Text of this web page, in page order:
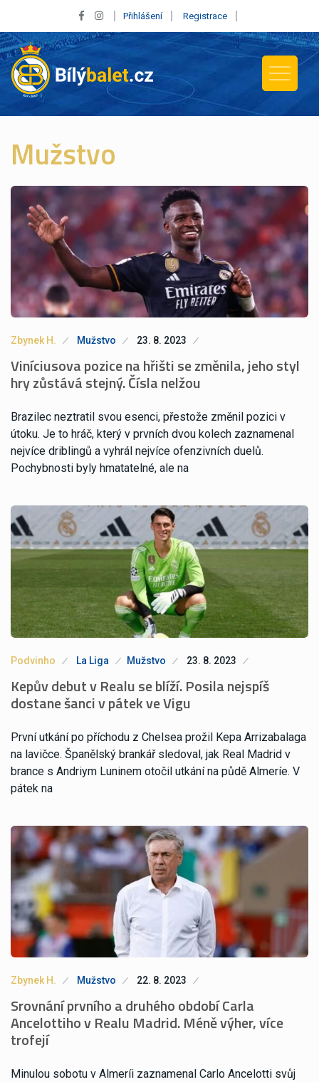
Přihlášení Registrace
Mužstvo
Zbynek H. Mužstvo 23. 8. 2023
Viníciusova pozice na hřišti se změnila, jeho styl
hry zůstává stejný. Čísla nelžou
Brazilec neztratil svou esenci, přestože změnil pozici v
útoku. Je to hráč, který v prvních dvou kolech zaznamenal
nejvíce driblingů a vyhrál nejvíce ofenzivních duelů.
Pochybnosti byly hmatatelné, ale na
Podvinho La Liga Mužstvo 23. 8. 2023
Kepův debut v Realu se blíží. Posila nejspíš
dostane šanci v pátek ve Vigu
První utkání po příchodu z Chelsea prožil Kepa Arrizabalaga
na lavičce. Španělský brankář sledoval, jak Real Madrid v
brance s Andriym Luninem otočil utkání na půdě Almeríe. V
pátek na
Zbynek H. Mužstvo 22. 8. 2023
Srovnání prvního a druhého období Carla
Ancelottiho v Realu Madrid. Méně výher, více
trofejí
Minulou sobotu v Almeríi zaznamenal Carlo Ancelotti svůj